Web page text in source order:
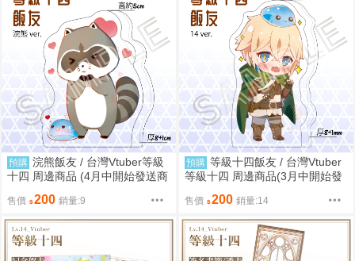
預購 浣熊飯友 / 台灣Vtuber等級
十四 周邊商品 (4月中開始發送商
售價 200 銷量:9
預購 等級十四飯友 / 台灣Vtuber
等級十四 周邊商品(3月中開始發
售價 200 銷量:14